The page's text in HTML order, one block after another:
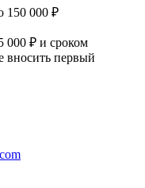
150 000 ₽
000 ₽ и сроком
первый